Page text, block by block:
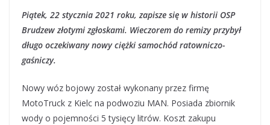
Piątek, 22 stycznia 2021 roku, zapisze się w historii OSP
Brudzew złotymi zgłoskami. Wieczorem do remizy przybył
długo oczekiwany nowy ciężki samochód ratowniczo-
gaśniczy.
Nowy wóz bojowy został wykonany przez firmę
MotoTruck z Kielc na podwoziu MAN. Posiada zbiornik
wody o pojemności 5 tysięcy litrów. Koszt zakupu